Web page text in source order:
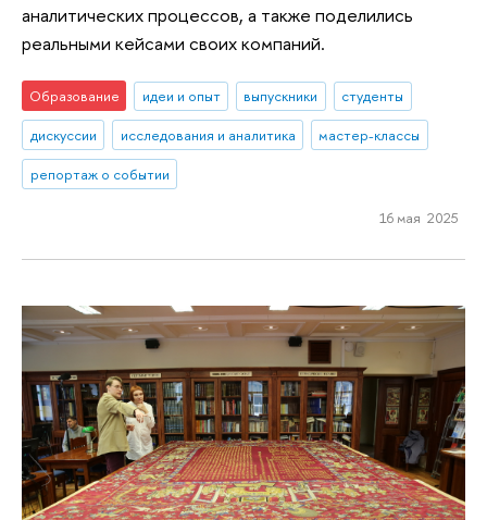
аналитических процессов, а также поделились
реальными кейсами своих компаний.
Образование идеи и опыт выпускники
студенты
дискуссии
исследования и аналитика
мастер-классы
репортаж о событии
16 мая 2025